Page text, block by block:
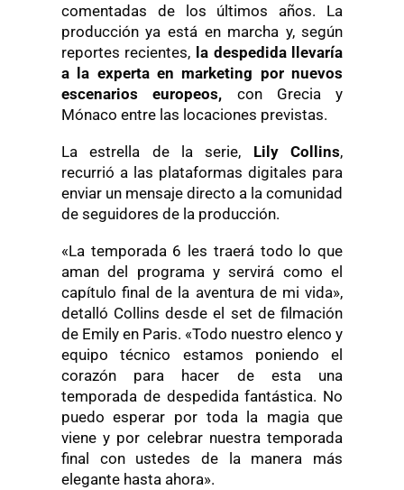
comentadas de los últimos años. La
producción ya está en marcha y, según
reportes recientes, la despedida llevaría
a la experta en marketing por nuevos
escenarios europeos, con Grecia y
Mónaco entre las locaciones previstas.
La estrella de la serie, Lily Collins,
recurrió a las plataformas digitales para
enviar un mensaje directo a la comunidad
de seguidores de la producción.
«La temporada 6 les traerá todo lo que
aman del programa y servirá como el
capítulo final de la aventura de mi vida»,
detalló Collins desde el set de filmación
de Emily en Paris. «Todo nuestro elenco y
equipo técnico estamos poniendo el
corazón para hacer de esta una
temporada de despedida fantástica. No
puedo esperar por toda la magia que
viene y por celebrar nuestra temporada
final con ustedes de la manera más
elegante hasta ahora».